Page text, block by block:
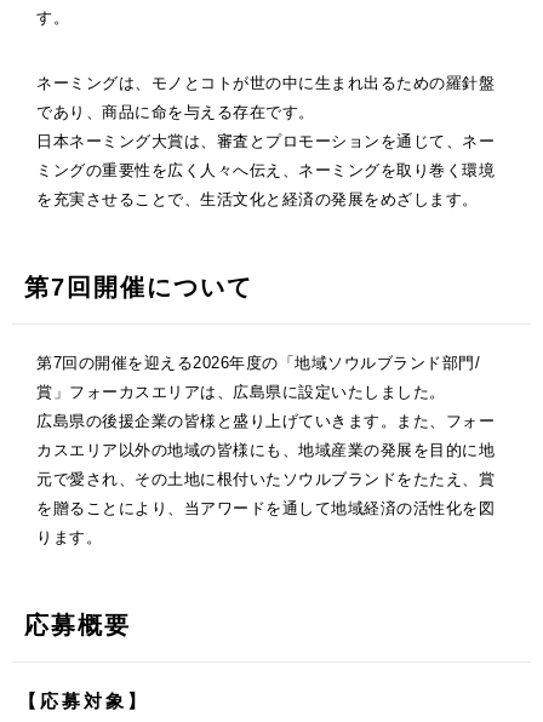
す。
ネーミングは、モノとコトが世の中に生まれ出るための羅針盤
であり、商品に命を与える存在です。
日本ネーミング大賞は、審査とプロモーションを通じて、ネー
ミングの重要性を広く人々へ伝え、ネーミングを取り巻く環境
を充実させることで、生活文化と経済の発展をめざします。
第7回開催について
第7回の開催を迎える2026年度の「地域ソウルブランド部門/
賞」フォーカスエリアは、広島県に設定いたしました。
広島県の後援企業の皆様と盛り上げていきます。また、フォー
カスエリア以外の地域の皆様にも、地域産業の発展を目的に地
元で愛され、その土地に根付いたソウルブランドをたたえ、賞
を贈ることにより、当アワードを通して地域経済の活性化を図
ります。
応募概要
【応募対象】